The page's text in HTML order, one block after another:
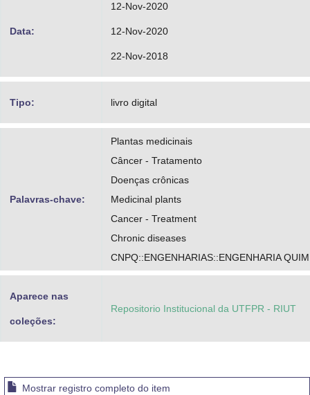
Data:
12-Nov-2020
12-Nov-2020
22-Nov-2018
Tipo: livro digital
Palavras-chave:
Plantas medicinais
Câncer - Tratamento
Doenças crônicas
Medicinal plants
Cancer - Treatment
Chronic diseases
CNPQ::ENGENHARIAS::ENGENHARIA
Aparece nas
coleções:
Repositorio Institucional da UTFPR - RIUT
Mostrar registro completo do item